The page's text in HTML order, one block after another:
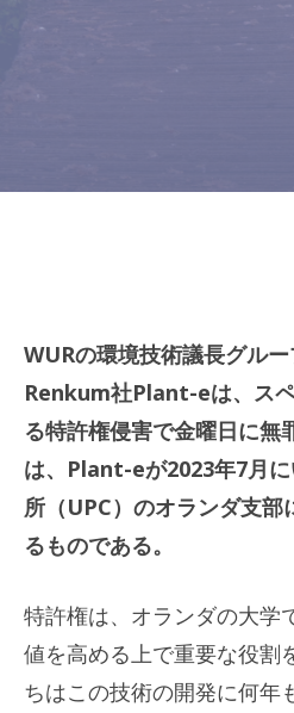
WURの環境技術議長グル
Renkum社Plant-eは、ス
る特許権侵害で金曜日に無
は、Plant-eが2023年7月
所（UPC）のオランダ支
るものである。
特許権は、オランダの大学
値を高める上で重要な役割
ちはこの技術の開発に何年